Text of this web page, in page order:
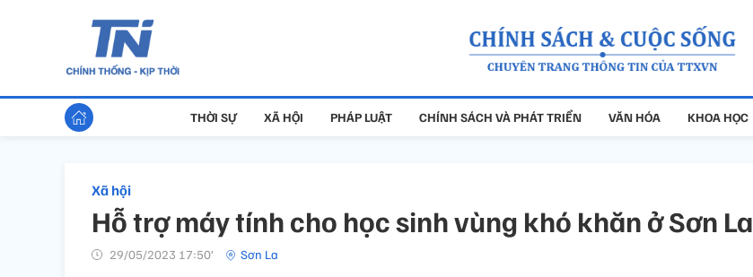
THỜI SỰ XÃ HỘI PHÁP LUẬT CHÍNH SÁCH VÀ PHÁT TRIỂN VĂN HÓA KHOA HỌC
Xã hội
Hỗ trợ máy tính cho học sinh vùng khó khăn ở Sơn La
29/05/2023 17:50’ Sơn La